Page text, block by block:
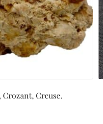
Creuse.